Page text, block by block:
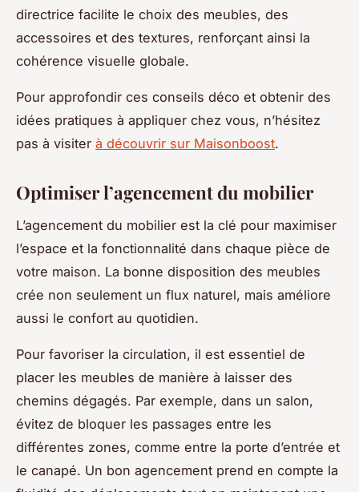
directrice facilite le choix des meubles, des
accessoires et des textures, renforçant ainsi la
cohérence visuelle globale.
Pour approfondir ces conseils déco et obtenir des
idées pratiques à appliquer chez vous, n’hésitez
pas à visiter à découvrir sur Maisonboost.
Optimiser l’agencement du mobilier
L’agencement du mobilier est la clé pour maximiser
l’espace et la fonctionnalité dans chaque pièce de
votre maison. La bonne disposition des meubles
crée non seulement un flux naturel, mais améliore
aussi le confort au quotidien.
Pour favoriser la circulation, il est essentiel de
placer les meubles de manière à laisser des
chemins dégagés. Par exemple, dans un salon,
évitez de bloquer les passages entre les
différentes zones, comme entre la porte d’entrée et
le canapé. Un bon agencement prend en compte la